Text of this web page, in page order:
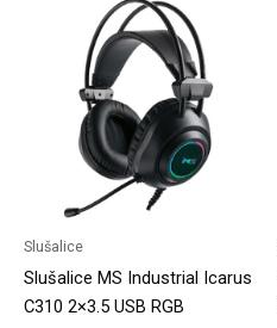
Slušalice
Slušalice MS Industrial Icarus
C310 2×3.5 USB RGB